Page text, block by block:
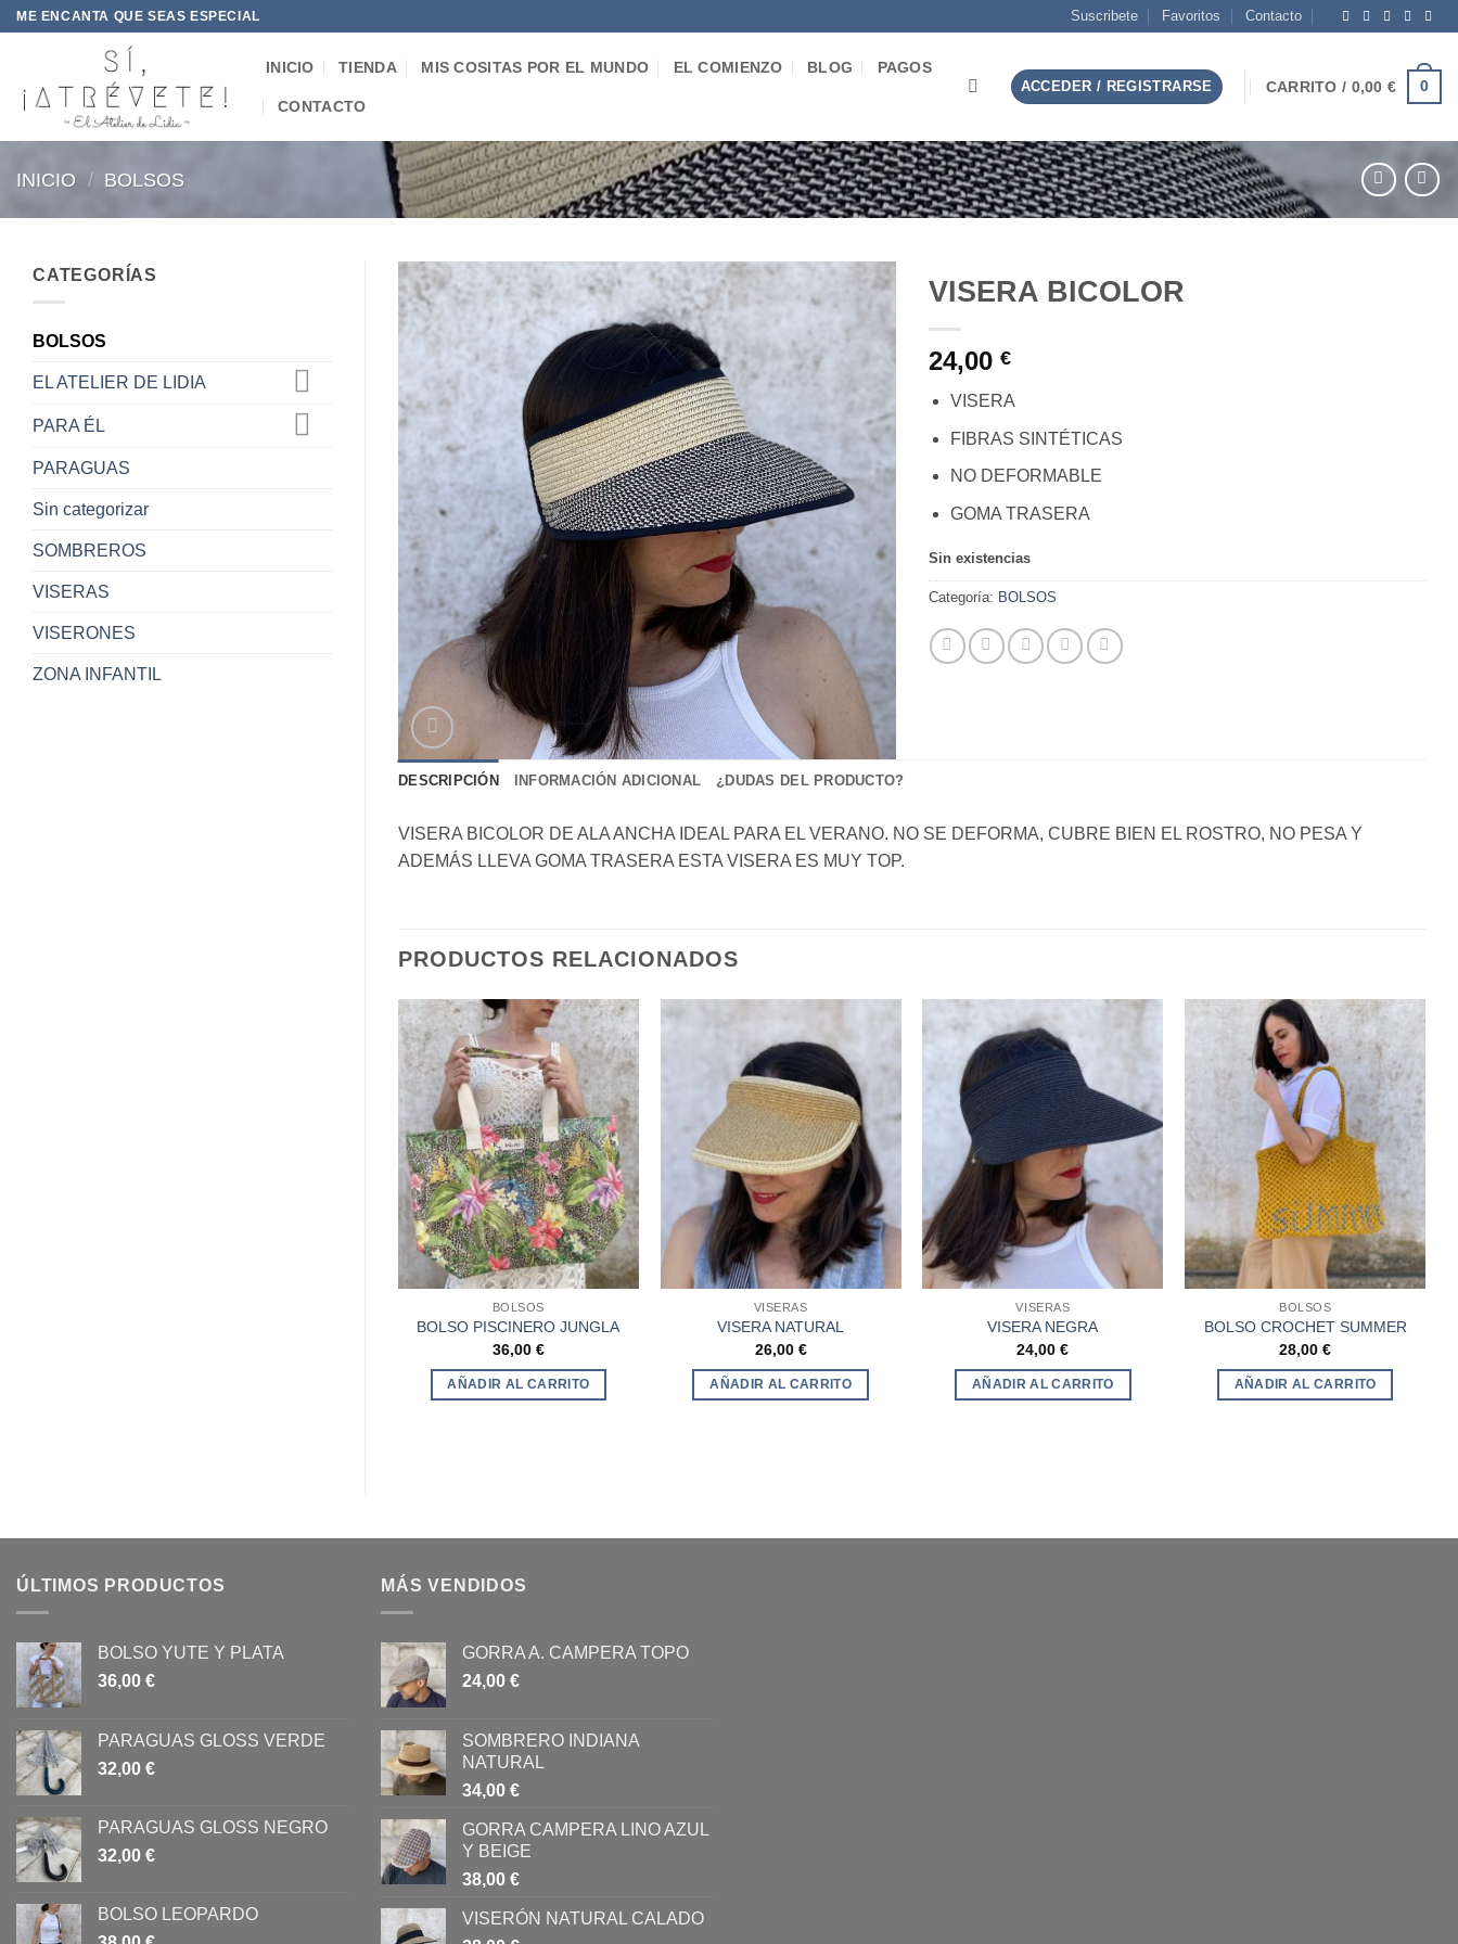
Saltar
ME ENCANTA QUE SEAS ESPECIAL Suscribete Favoritos Contacto
INICIO TIENDA MIS COSITAS POR EL MUNDO EL COMIENZO BLOG PAGOS
CONTACTO
ACCEDER / REGISTRARSE CARRITO / 0,00€ 0
INICIO / BOLSOS
CATEGORÍAS
BOLSOS
EL ATELIER DE LIDIA
PARA ÉL
PARAGUAS
Sin categorizar
SOMBREROS
VISERAS
VISERONES
ZONA INFANTIL
lista de
deseos
VISERA BICOLOR
24,00 €
VISERA
FIBRAS SINTÉTICAS
NO DEFORMABLE
GOMA TRASERA
Sin existencias
Categoría: BOLSOS
DESCRIPCIÓN INFORMACIÓN ADICIONAL ¿DUDAS DEL PRODUCTO?
VISERA BICOLOR DE ALA ANCHA IDEAL PARA EL VERANO. NO SE DEFORMA, CUBRE BIEN EL ROSTRO, NO PESA Y
ADEMÁS LLEVA GOMA TRASERA ESTA VISERA ES MUY TOP.
PRODUCTOS RELACIONADOS
Añadir
a la
lista de
deseos
BOLSOS
BOLSO PISCINERO JUNGLA
36,00 €
AÑADIR AL CARRITO
Añadir
a la
lista de
deseos
VISERAS
VISERA NATURAL
26,00 €
AÑADIR AL CARRITO
lista de
deseos
VISERAS
VISERA NEGRA
24,00€
AÑADIR AL CARRITO
Añadir
a la
lista de
deseos
BOLSOS
BOLSO CROCHET SUMMER
28,00€
AÑADIR AL CARRITO
ÚLTIMOS PRODUCTOS
BOLSO YUTE Y PLATA
36,00 €
PARAGUAS GLOSS VERDE
32,00 €
PARAGUAS GLOSS NEGRO
32,00 €
BOLSO LEOPARDO
MÁS VENDIDOS
GORRA A. CAMPERA TOPO
24,00 €
SOMBRERO INDIANA
NATURAL
34,00 €
GORRA CAMPERA LINO AZUL
Y BEIGE
38,00 €
VISERÓN NATURAL CALADO